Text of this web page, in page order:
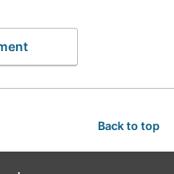
Back to top